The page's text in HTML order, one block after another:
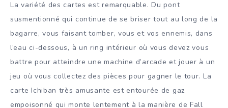
La variété des cartes est remarquable. Du pont
susmentionné qui continue de se briser tout au long de la
bagarre, vous faisant tomber, vous et vos ennemis, dans
l’eau ci-dessous, à un ring intérieur où vous devez vous
battre pour atteindre une machine d’arcade et jouer à un
jeu où vous collectez des pièces pour gagner le tour. La
carte Ichiban très amusante est entourée de gaz
empoisonné qui monte lentement à la manière de Fall